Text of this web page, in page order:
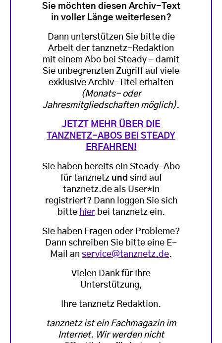
Sie möchten diesen Archiv-Text
in voller Länge weiterlesen?
Dann unterstützen Sie bitte die
Arbeit der tanznetz-Redaktion
mit einem Abo bei Steady - damit
Sie unbegrenzten Zugriff auf viele
exklusive Archiv-Titel erhalten
(Monats- oder
Jahresmitgliedschaften möglich).
JETZT MEHR ÜBER DIE
TANZNETZ-ABOS BEI STEADY
ERFAHREN!
Sie haben bereits ein Steady-Abo
für tanznetz und sind auf
tanznetz.de als User*in
registriert? Dann loggen Sie sich
bitte hierbei tanznetz ein.
Sie haben Fragen oder Probleme?
Dann schreiben Sie bitte eine E-
Mail an service@tanznetz.de.
Vielen Dank für Ihre
Unterstützung,
Ihre tanznetz Redaktion.
tanznetz ist ein Fachmagazin im
Internet. Wir werden nicht